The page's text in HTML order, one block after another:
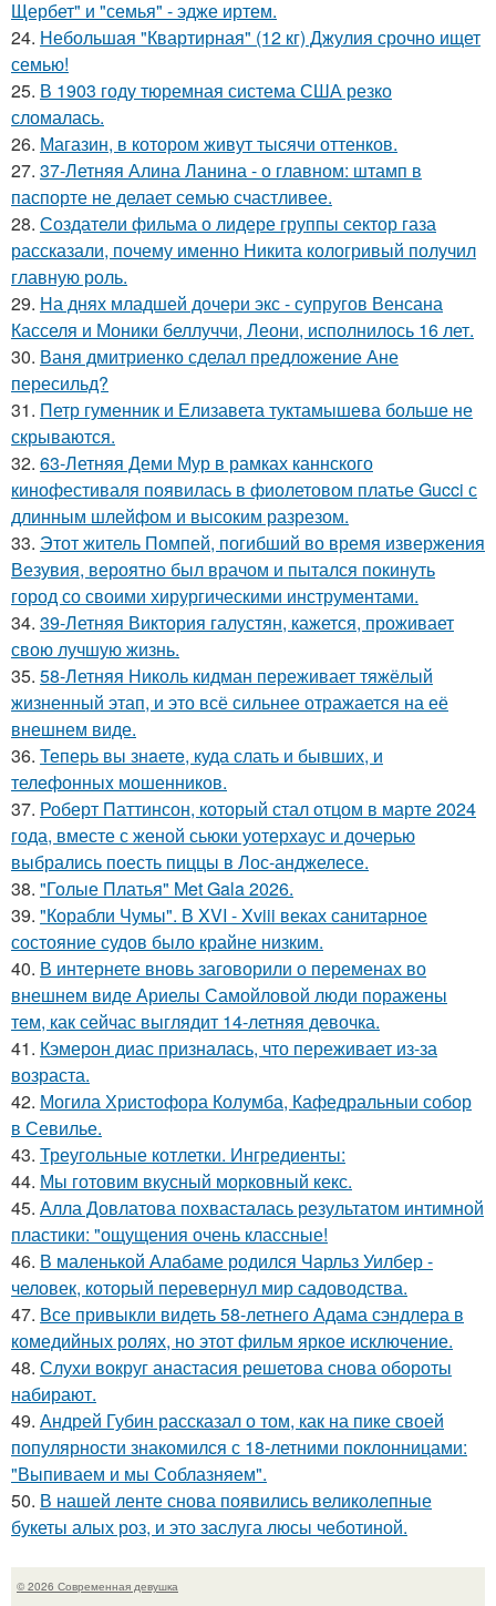
Щербет" и "семья" - эдже иртем.
24. Небольшая "Квартирная" (12 кг) Джулия срочно ищет
семью!
25. В 1903 году тюремная система США резко
сломалась.
26. Магазин, в котором живут тысячи оттенков.
27. 37-Летняя Алина Ланина - о главном: штамп в
паспорте не делает семью счастливее.
28. Создатели фильма о лидере группы сектор газа
рассказали, почему именно Никита кологривый получил
главную роль.
29. На днях младшей дочери экс - супругов Венсана
Касселя и Моники беллуччи, Леони, исполнилось 16 лет.
30. Ваня дмитриенко сделал предложение Ане
пересильд?
31. Петр гуменник и Елизавета туктамышева больше не
скрываются.
32. 63-Летняя Деми Мур в рамках каннского
кинофестиваля появилась в фиолетовом платье Gucci с
длинным шлейфом и высоким разрезом.
33. Этот житель Помпей, погибший во время извержения
Везувия, вероятно был врачом и пытался покинуть
город со своими хирургическими инструментами.
34. 39-Летняя Виктория галустян, кажется, проживает
свою лучшую жизнь.
35. 58-Летняя Николь кидман переживает тяжёлый
жизненный этап, и это всё сильнее отражается на её
внешнем виде.
36. Теперь вы знaетe, куда слать и бывших, и
телeфонныx мошенников.
37. Роберт Паттинсон, который стал отцом в марте 2024
года, вместе с женой сьюки уотерхаус и дочерью
выбрались поесть пиццы в Лос-анджелесе.
38. "Голые Платья" Met Gala 2026.
39. "Корабли Чумы". В XVI - Xviii веках санитарное
состояние судов было крайне низким.
40. В интернете вновь заговорили о переменах во
внешнем виде Ариелы Самойловой люди поражены
тем, как сейчас выглядит 14-летняя девочка.
41. Кэмерон диас призналась, что переживает из-за
возраста.
42. Могила Христофора Колумба, Кафедральныи собор
в Севилье.
43. Треугольные котлетки. Ингредиенты:
44. Мы готовим вкусный морковный кекс.
45. Алла Довлатова похвасталась результатом интимной
пластики: "ощущения очень классные!
46. В маленькой Алабаме родился Чарльз Уилбер -
человек, который перевернул мир садоводства.
47. Все привыкли видеть 58-летнего Адама сэндлера в
комедийных ролях, но этот фильм яркое исключение.
48. Слухи вокруг анастасия решетова снова обороты
набирают.
49. Андрей Губин рассказал о том, как на пике своей
популярности знакомился с 18-летними поклонницами:
"Выпиваем и мы Соблазняем".
50. В нашей ленте снова появились великолепные
букеты алых роз, и это заслуга люсы чеботиной.
© 2026 Современная девушка